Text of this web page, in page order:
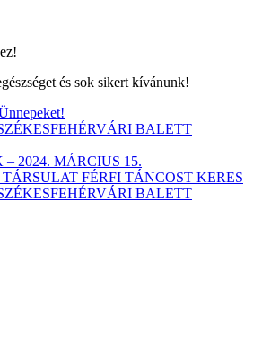
és sok sikert kívánunk!
BALETT
2024. MÁRCIUS 15.
FÉRFI TÁNCOST KERES
BALETT